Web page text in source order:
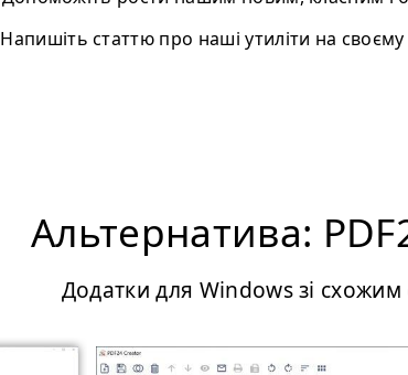
Напишіть статтю про нашi утиліти на своєму
Альтернатива:
Додатки для Windows зі